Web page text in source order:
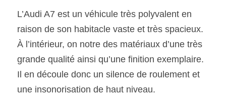
L’Audi A7 est un véhicule très polyvalent en
raison de son habitacle vaste et très spacieux.
À l’intérieur, on notre des matériaux d’une très
grande qualité ainsi qu’une finition exemplaire.
Il en découle donc un silence de roulement et
une insonorisation de haut niveau.